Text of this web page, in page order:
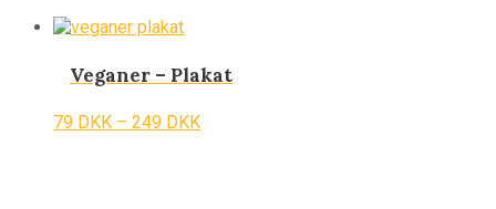
Veganer – Plakat
79 DKK – 249 DKK